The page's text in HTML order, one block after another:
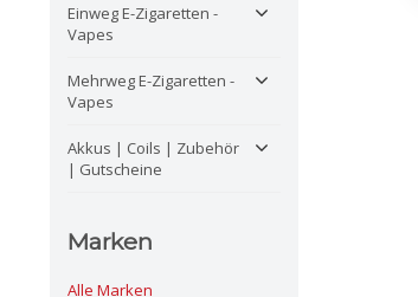
Einweg E-Zigaretten -
Vapes
Mehrweg E-Zigaretten -
Vapes
Akkus | Coils | Zubehör
| Gutscheine
Marken
Alle Marken